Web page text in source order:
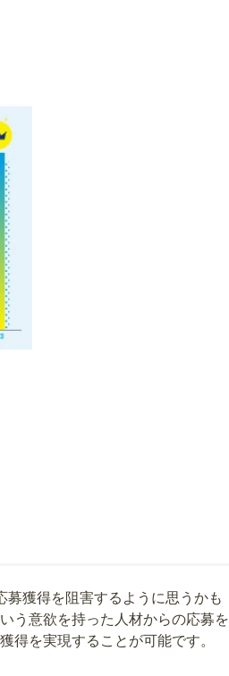
募獲得を阻害するように思うかも
う意欲を持った人材からの応募を
得を実現することが可能です。